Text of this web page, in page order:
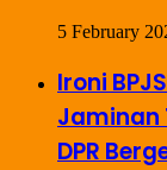
5 February
Ironi
Jaminan
DPR